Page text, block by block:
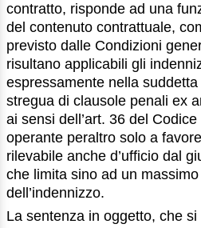
contratto, risponde ad una
del contenuto contrattuale,
previsto dalle Condizioni
risultano applicabili gli
espressamente nella
stregua di clausole penali ex
ai sensi dell’art. 36 del
operante peraltro solo a
rilevabile anche d’ufficio dal
che limita sino ad un
dell’indennizzo.
La sentenza in oggetto, che